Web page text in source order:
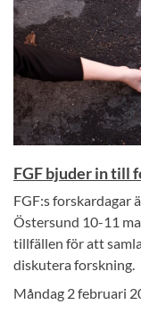
FGF bjuder in till
FGF:s forskardagar
Östersund 10-11
tillfällen för att
diskutera forskning.
Måndag 2 februari